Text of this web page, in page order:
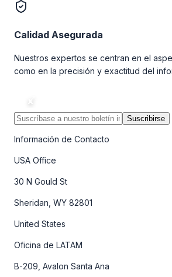
Calidad Asegurada
Nuestros expertos se centran en el
como en la precisión y exactitud del
Suscribirse
Información de Contacto
USA Office
30 N Gould St
Sheridan, WY 82801
United States
Oficina de LATAM
B-209, Avalon Santa Ana